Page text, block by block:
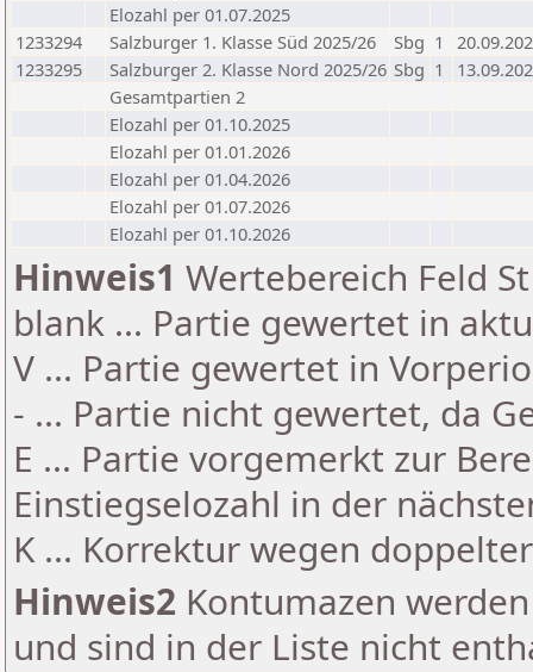
Elozahl per 01.07.2025
1233294
Salzburger 1. Klasse Süd 2025/26 Sbg 1
1233295
Salzburger 2. Klasse Nord 2025/26 Sbg 1
Gesamtpartien 2
Elozahl per 01.10.2025
Elozahl per 01.01.2026
Elozahl per 01.04.2026
Elozahl per 01.07.2026
Elozahl per 01.10.2026
Hinweis1 Wertebereich Feld
blank ... Partie gewertet in
V ... Partie gewertet in
- ... Partie nicht gewertet, da
E ... Partie vorgemerkt zur
Einstiegselozahl in der
K ... Korrektur wegen
Hinweis2 Kontumazen
und sind in der Liste nicht